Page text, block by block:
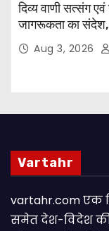
दिव्य वाणी सत्संग
जागरूकता का संदेश,
संकल्पAug 3, 2026
Vartahr
vartahr.com एक
समेत देश-विदेश की